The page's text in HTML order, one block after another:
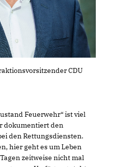
CDU
Feuerwehr“ ist viel
dokumentiert den
den Rettungsdiensten.
hier geht es um Leben
zeitweise nicht mal